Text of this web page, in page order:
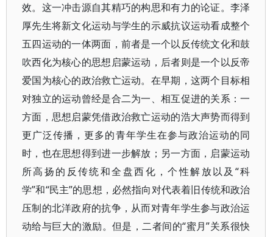
效。这一冲击源自其精巧的构思和有力的论证。李泽
厚先生将新文化运动与学生的示威抗议运动看成整个
五四运动的一体两面，前者是一个以反传统文化和鼓
吹西化为核心的思想启蒙运动，后者则是一个以反帝
爱国为核心的政治救亡运动。在早期，这两个目标相
对独立的运动曾经是合二为一、相互促进的关系：一
方面，思想启蒙凭借政治救亡运动的浩大声势而得到
更广泛传播，更多的青年学生在参与政治运动的同
时，也在思想得到进一步解放；另一方面，启蒙运动
所高扬的反传统和全盘西化，个性解放以及“科
学”和“民主”的思想，必然指向对代表着旧传统和政治
压制的北洋政府的抗争，从而对青年学生参与政治运
动给与巨大的激励。但是，二者间的“蜜月”关系很快